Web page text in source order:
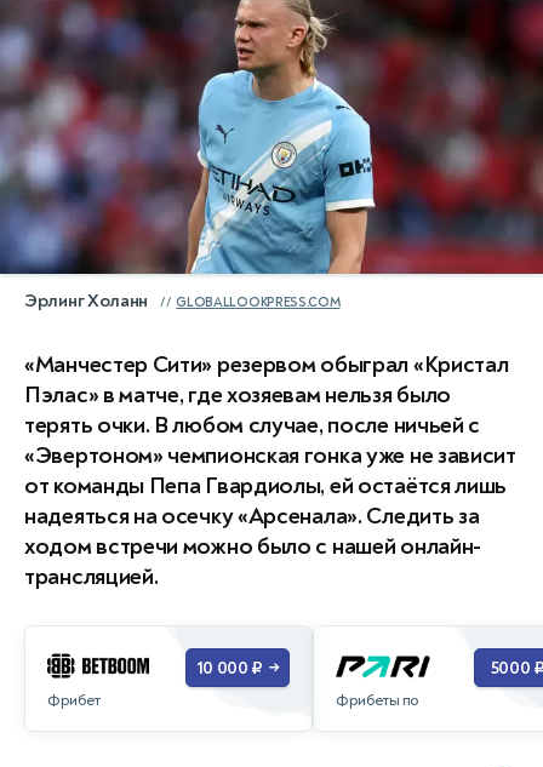
Эрлинг Холанн GLOBALLOOKPRESS.COM
«Манчестер Сити» резервом обыграл «Кристал
Пэлас» в матче, где хозяевам нельзя было
терять очки. В любом случае, после ничьей с
«Эвертоном» чемпионская гонка уже не зависит
от команды Пепа Гвардиолы, ей остаётся лишь
надеяться на осечку «Арсенала». Следить за
ходом встречи можно было с нашей онлайн-
трансляцией.
Фрибет
10 000 ₽ →
Фрибеты по
5000